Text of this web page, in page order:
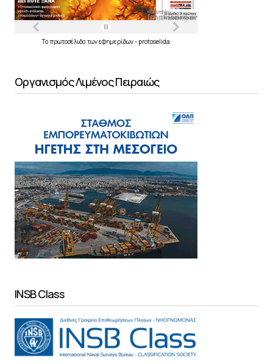
Τα πρωτοσέλιδα τωνεφημερίδων- protoselida
Οργανισμός Λιμένος Πειραιώς
INSB Class